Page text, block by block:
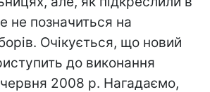
не позначиться на
Очікується, що новий
до виконання
червня 2008 р. Нагадаємо,